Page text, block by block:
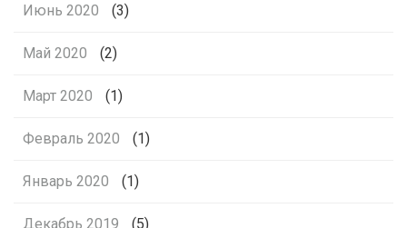
Июнь 2020 (3)
Май 2020 (2)
Март 2020 (1)
Февраль 2020 (1)
Январь 2020 (1)
Декабрь 2019 (5)